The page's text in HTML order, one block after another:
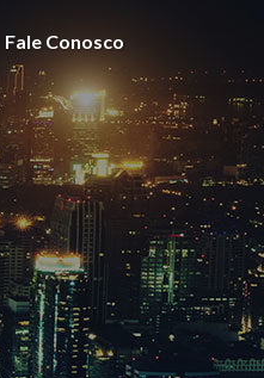
Fale Conosco